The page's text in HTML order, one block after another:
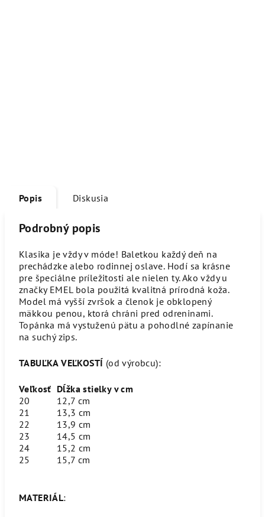
Popis Diskusia
Podrobný popis
Klasika je vždy v móde! Baletkou každý deň na
prechádzke alebo rodinnej oslave. Hodí sa krásne
pre špeciálne príležitosti ale nielen ty. Ako vždy u
značky EMEL bola použitá kvalitná prírodná koža.
Model má vyšší zvršok a členok je obklopený
mäkkou penou, ktorá chráni pred odreninami.
Topánka má vystuženú pätu a pohodlné zapínanie
na suchý zips.
TABUĽKA VEĽKOSTÍ (od výrobcu):
Veľkosť Dĺžka stielky v cm
20
12,7 cm
21
13,3 cm
22
13,9 cm
23
14,5 cm
24
15,2 cm
25
15,7 cm
MATERIÁL: